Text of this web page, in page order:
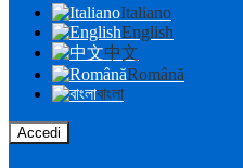
Italiano
English
中文
Română
বাংলা
Accedi